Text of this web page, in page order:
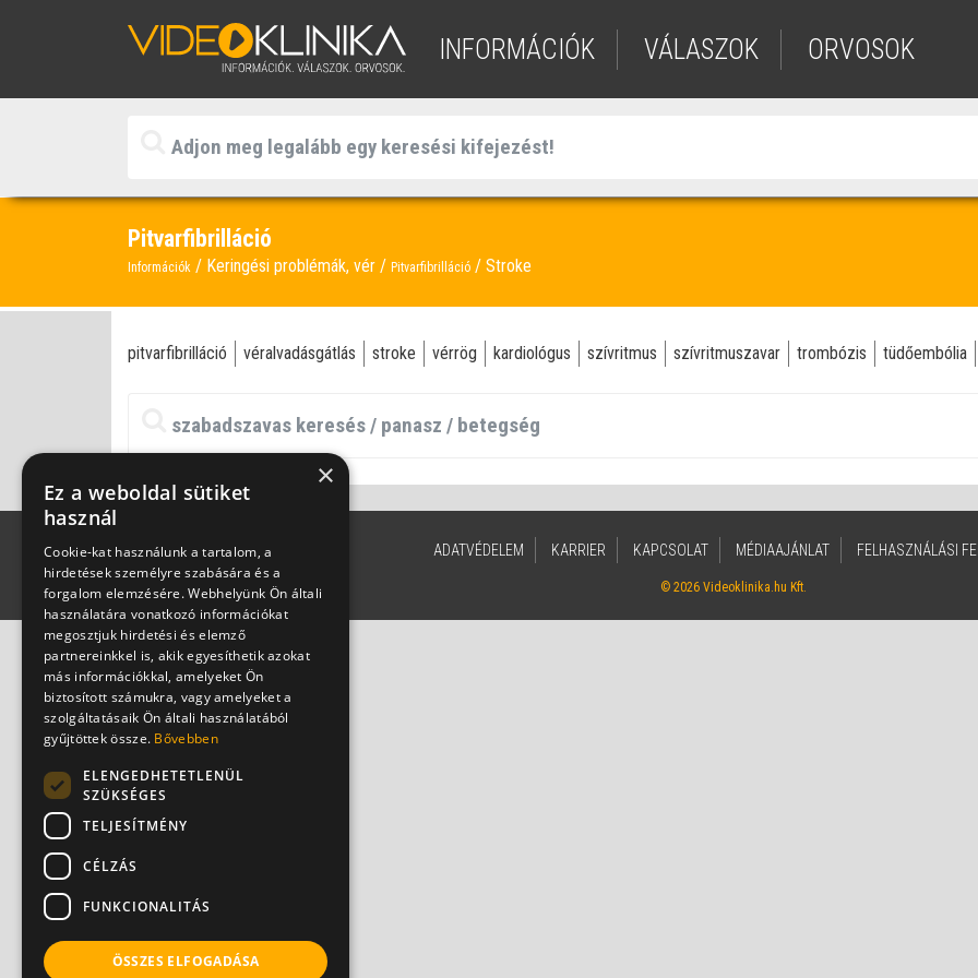
INFORMÁCIÓK VÁLASZOK ORVOSOK
Pitvarfibrilláció
Információk Keringési problémák, vér Pitvarfibrilláció Stroke
pitvarfibrilláció véralvadásgátlás stroke vérrög kardiológus szívritmus szívritmuszavar trombózis tüdőembólia
ADATVÉDELEM KARRIER KAPCSOLAT MÉDIAAJÁNLAT FELHASZNÁLÁSI
© 2026 Videoklinika.hu Kft.
×
Ez a weboldal sütiket
használ
Cookie-kat használunk a tartalom, a
hirdetések személyre szabására és a
forgalom elemzésére. Webhelyünk Ön általi
használatára vonatkozó információkat
megosztjuk hirdetési és elemző
partnereinkkel is, akik egyesíthetik azokat
más információkkal, amelyeket Ön
biztosított számukra, vagy amelyeket a
szolgáltatásaik Ön általi használatából
gyűjtöttek össze. Bővebben
ELENGEDHETETLENÜL
SZÜKSÉGES
TELJESÍTMÉNY
CÉLZÁS
FUNKCIONALITÁS
ÖSSZES ELFOGADÁSA